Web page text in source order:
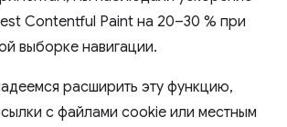
Contentful Paint на 20–30 % при
выборке навигации.
расширить эту функцию,
с файлами cookie или местным